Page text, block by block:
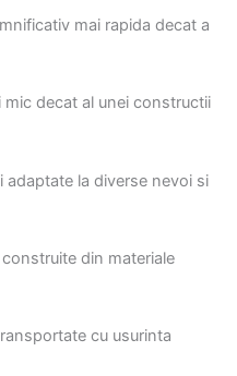
mai rapida decat a
mic decat al unei constructii
adaptate la diverse nevoi si
din materiale
cu usurinta